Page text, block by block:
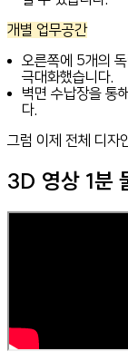
개별 업무공간
오른쪽에 5개의
극대화했습니다.
벽면 수납장을 통
다.
그럼 이제 전체 디자
3D 영상 1분